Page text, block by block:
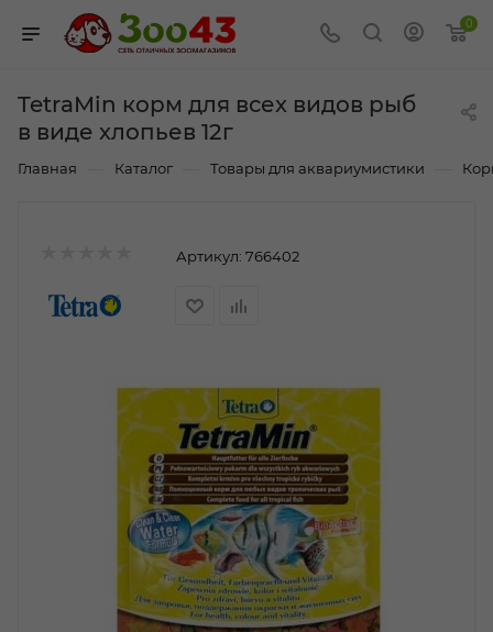
0
TetraMin корм для всех видов рыб
в виде хлопьев 12г
Главная Каталог Товары для аквариумистики
Артикул: 766402